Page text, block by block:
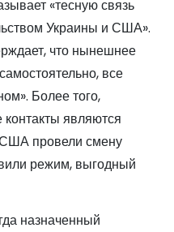
«тесную связь
Украины и США».
что нынешнее
все
Более того,
являются
провели смену
режим, выгодный
назначенный